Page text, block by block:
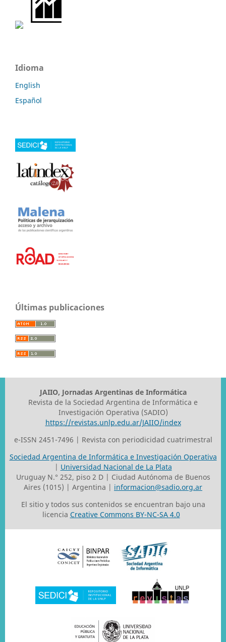
Idioma
English
Español
Últimas publicaciones
JAIIO, Jornadas Argentinas de Informática
Revista de la Sociedad Argentina de Informática e
Investigación Operativa (SADIO)
https://revistas.unlp.edu.ar/JAIIO/index
e-ISSN 2451-7496 | Revista con periodicidad cuatrimestral
Sociedad Argentina de Informática e Investigación Operativa
| Universidad Nacional de La Plata
Uruguay N.° 252, piso 2 D | Ciudad Autónoma de Buenos
Aires (1015) | Argentina | informacion@sadio.org.ar
El sitio y todos sus contenidos se encuentran bajo una
licencia Creative Commons BY-NC-SA 4.0